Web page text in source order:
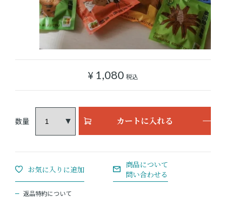
実店舗のご案内
樂園百貨店について
¥ 1,080 税込
カートに入れる
返品特約について